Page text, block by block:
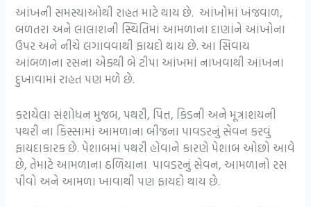
આંખની સમસ્યાઓથી રાહત માટે થાય છે. આંખોમાં ખંજવાળ,
બળતરા અને લાલાશની સ્થિતિમાં આમળાના દાણાંને આંખોના
ઉપર અને નીચે લગાવવાથી ફાયદો થાય છે. આ સિવાય
આંબળાના રસના એકથી બે ટીપા આંખમાં નાખવાથી આંખના
દુખાવામાં રાહત પણ મળે છે.
કરાયેલા સંશોધન મુજબ, પથરી, પિત્ત, કિડની અને મૂત્રાશયની
પથરી ના કિસ્સામાં આમળાના બીજના પાવડરનું સેવન કરવું
ફાયદાકારક છે. પેશાબમાં પથરી હોવાને કારણે પેશાબ ઓછો આવે
છે, તેમાટે આમળાના ઠળિયાના પાવડરનું સેવન, આમળાનો રસ
પીવો અને આમળા ખાવાથી પણ ફાયદો થાય છે.